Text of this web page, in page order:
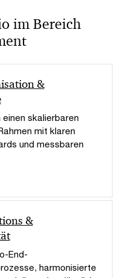
im Bereich
&
skalierbaren
mit klaren
und messbaren
&
End-
harmonisierte